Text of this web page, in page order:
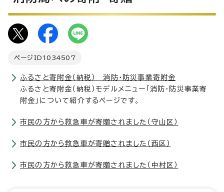
ページID 1034507
ふるさと寄附金（納税） 消防・防災事業寄附金
ふるさと寄附金（納税）モデルメニュー「消防・防災事業寄
附金」について紹介するページです。
市民の方から救急車が寄贈されました（守山区）
市民の方から救急車が寄贈されました（西区）
市民の方から救急車が寄贈されました（中村区）